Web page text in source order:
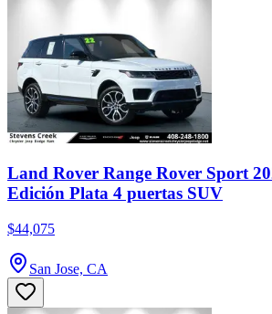
Land Rover Range Rover Sport
Edición Plata 4 puertas SUV
$44,075
San Jose, CA